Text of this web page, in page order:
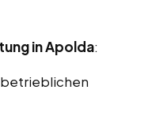
in Apolda:
betrieblichen